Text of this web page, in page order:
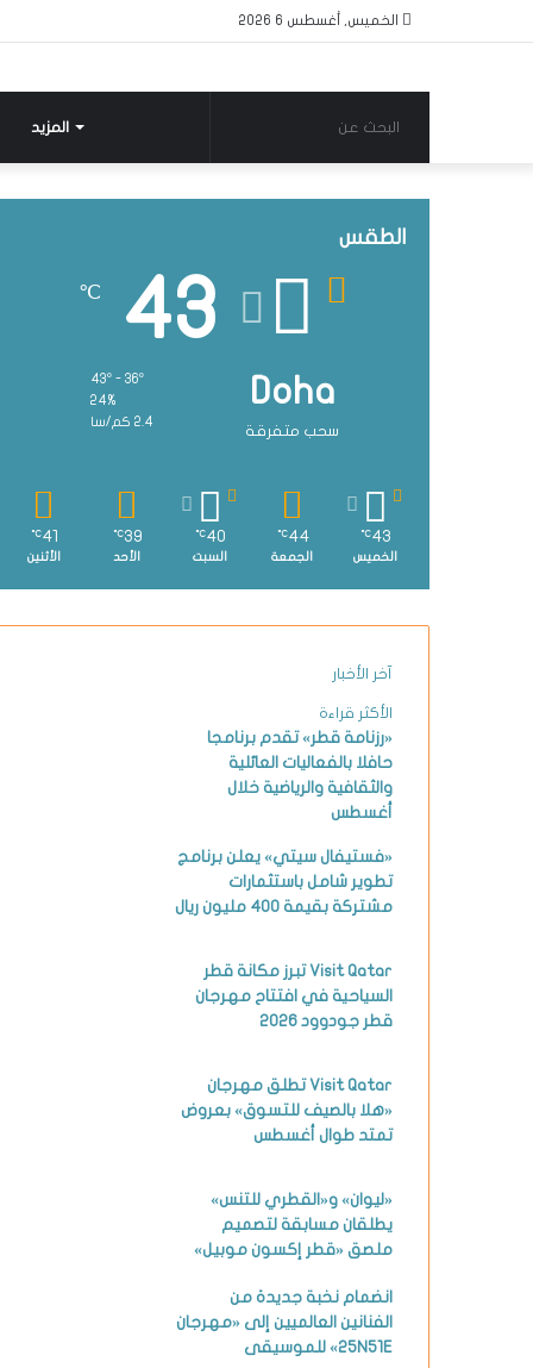
الخميس, أغسطس 6 2026
المزيد البحث
عن
الطقس
Doha
سحب متفرقة
43
℃
24%
2.4 كم/سا
43
℃
الخميس
44
℃
الجمعة
40
℃
السبت
39
℃
الأحد
41
℃
الأثنين
آخر الأخبار
الأكثر قراءة
«رزنامة قطر» تقدم برنامجا
حافلا بالفعاليات العائلية
والثقافية والرياضية خلال
أغسطس
«فستيفال سيتي» يعلن برنامج
تطوير شامل باستثمارات
مشتركة بقيمة 400 مليون ريال
Visit Qatar تبرز مكانة قطر
السياحية في افتتاح مهرجان
قطر جودوود 2026
Visit Qatar تطلق مهرجان
«هلا بالصيف للتسوق» بعروض
تمتد طوال أغسطس
«ليوان» و«القطري للتنس»
يطلقان مسابقة لتصميم
ملصق «قطر إكسون موبيل»
انضمام نخبة جديدة من
الفنانين العالميين إلى «مهرجان
25N51E» للموسيقى